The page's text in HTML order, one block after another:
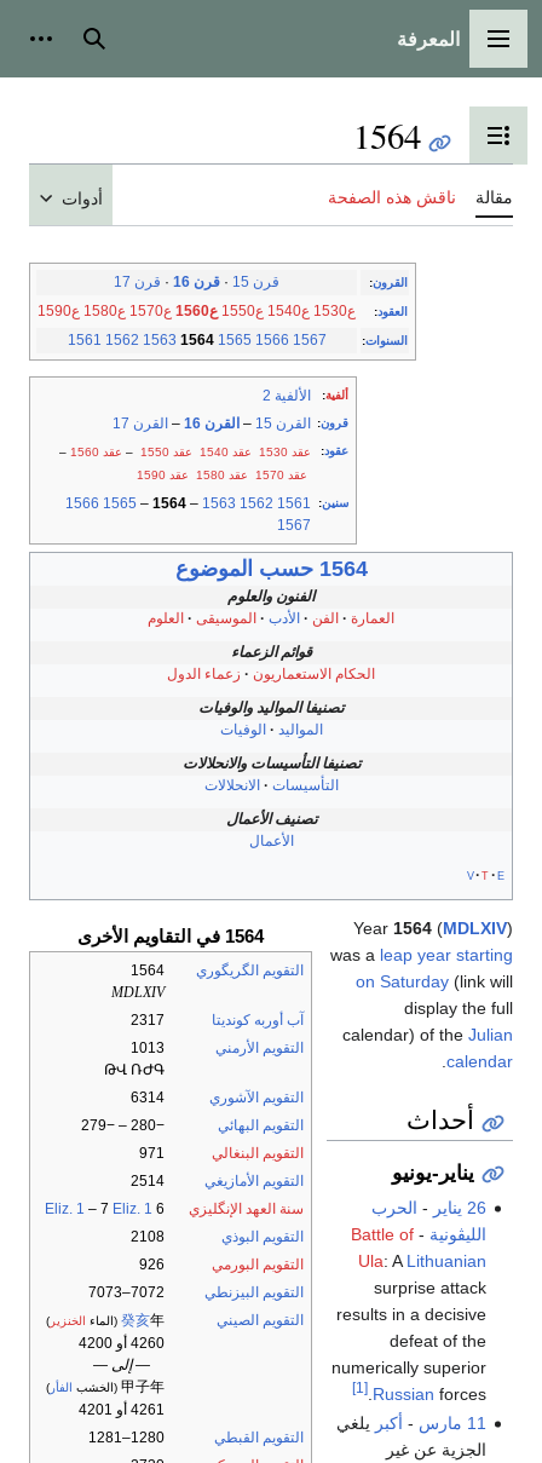
القائمة الرئيسية
المعرفة بحث
تبديل عرض جدول المحتويات
1564
مقالة ناقش هذه الصفحة أدوات
القرون: قرن 15 · قرن 16 · قرن 17
العقود: ع1530 ع1540 ع1550 ع1560 ع1570 ع1580 ع1590
السنوات:
1561 1562 1563 1564 1565 1566 1567
ألفية: الألفية 2
قرون: القرن 15 – القرن 16 – القرن 17
عقود: عقد 1530 عقد 1540 عقد 1550 – عقد 1560
–
عقد 1570
عقد 1580 عقد 1590
سنين:
1561
1562
1563
–
1564
–
1565
1566
1567
1564 حسب الموضوع
الفنون والعلوم
العمارة
الفن الأدب الموسيقى
العلوم
قوائم الزعماء
الحكام الاستعماريون
زعماء الدول
تصنيفا المواليد والوفيات
المواليد
الوفيات
تصنيفا التأسيسات والانحلالات
التأسيسات
الانحلالات
تصنيف الأعمال
الأعمال
v t e
1564 في التقاويم الأخرى
التقويم الگريگوري
1564
MDLXIV
آب أوربه كونديتا
2317
التقويم الأرمني
1013
ԹՎ ՌԺԳ
التقويم الآشوري
6314
التقويم البهائي
−280 – −279
التقويم البنغالي
971
التقويم الأمازيغي
2514
سنة العهد الإنگليزي
6
Eliz. 1 – 7 Eliz. 1
التقويم البوذي
2108
التقويم البورمي
926
التقويم البيزنطي
7072–7073
التقويم الصيني
癸亥年 (الماء الخنزير )
4260 أو 4200
— إلى —
甲子年 (الخشب الفأر )
4261 أو 4201
التقويم القبطي
1280–1281
Year 1564 (MDLXIV)
was a leap year starting
on Saturday (link will
display the full
calendar) of the Julian
calendar
أحداث
يناير-يونيو
26 يناير - الحرب
الليڤونية -
Battle of
Ula: A Lithuanian
surprise attack
results in a decisive
defeat of the
numerically superior
Russian forces.
[1]
11 مارس - أكبر يلغي
الجزية عن غير